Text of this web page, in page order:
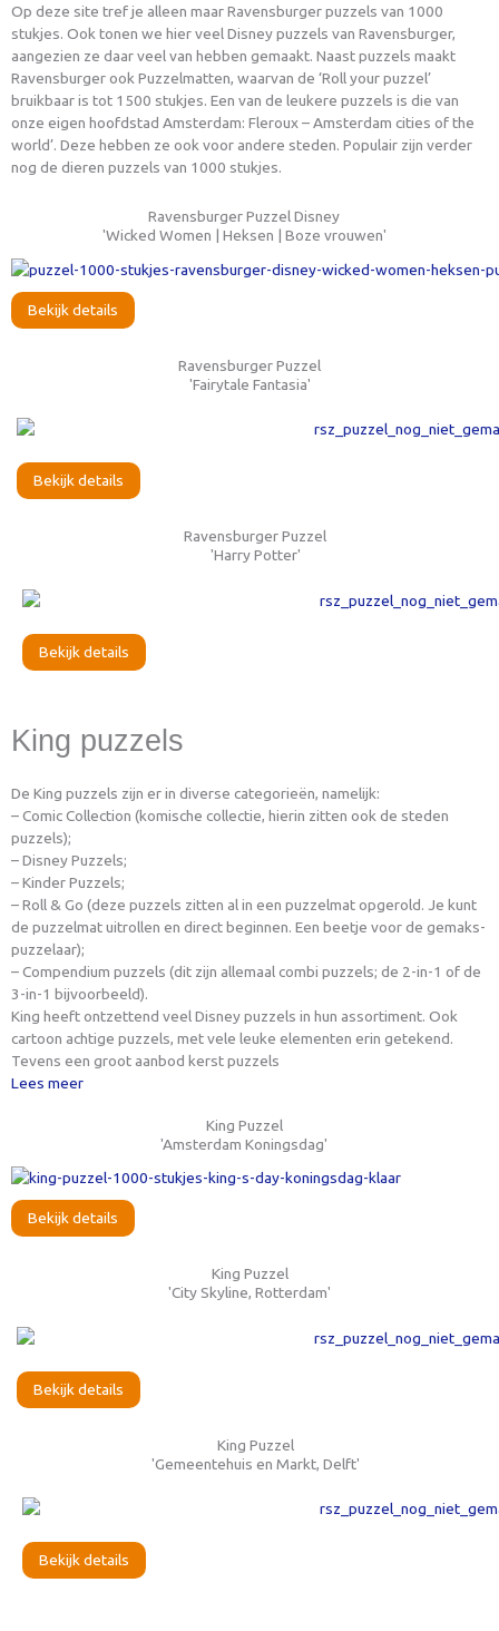
Op deze site tref je alleen maar Ravensburger puzzels van 1000
stukjes. Ook tonen we hier veel Disney puzzels van Ravensburger,
aangezien ze daar veel van hebben gemaakt. Naast puzzels maakt
Ravensburger ook Puzzelmatten, waarvan de ‘Roll your puzzel’
bruikbaar is tot 1500 stukjes. Een van de leukere puzzels is die van
onze eigen hoofdstad Amsterdam: Fleroux – Amsterdam cities of the
world’. Deze hebben ze ook voor andere steden. Populair zijn verder
nog de dieren puzzels van 1000 stukjes.
Ravensburger Puzzel Disney
'Wicked Women | Heksen | Boze vrouwen'
Bekijk details
Ravensburger Puzzel
'Fairytale Fantasia'
Bekijk details
Ravensburger Puzzel
'Harry Potter'
Bekijk details
King puzzels
De King puzzels zijn er in diverse categorieën, namelijk:
– Comic Collection (komische collectie, hierin zitten ook de steden
puzzels);
– Disney Puzzels;
– Kinder Puzzels;
– Roll & Go (deze puzzels zitten al in een puzzelmat opgerold. Je kunt
de puzzelmat uitrollen en direct beginnen. Een beetje voor de gemaks-
puzzelaar);
– Compendium puzzels (dit zijn allemaal combi puzzels; de 2-in-1 of de
3-in-1 bijvoorbeeld).
King heeft ontzettend veel Disney puzzels in hun assortiment. Ook
cartoon achtige puzzels, met vele leuke elementen erin getekend.
Tevens een groot aanbod kerst puzzels
Lees meer
King Puzzel
'Amsterdam Koningsdag'
Bekijk details
King Puzzel
'City Skyline, Rotterdam'
Bekijk details
King Puzzel
'Gemeentehuis en Markt, Delft'
Bekijk details